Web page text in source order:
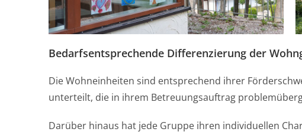
Bedarfsentsprechende Differenzierung der
Die Wohneinheiten sind entsprechend ihrer
unterteilt, die in ihrem Betreuungsauftrag
Darüber hinaus hat jede Gruppe ihren individuellen